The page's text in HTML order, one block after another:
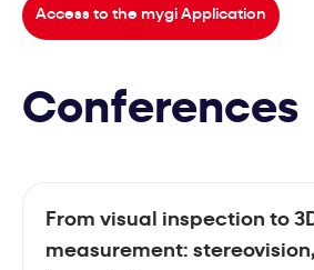
Access to the mygi Application
Conferences
From visual inspection to
measurement: